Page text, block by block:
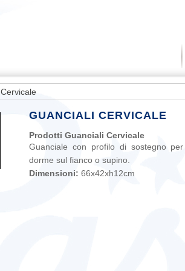
Cervicale
GUANCIALI CERVICALE
Prodotti Guanciali Cervicale
Guanciale con profilo di sostegno
dorme sul fianco o supino.
Dimensioni: 66x42xh12cm